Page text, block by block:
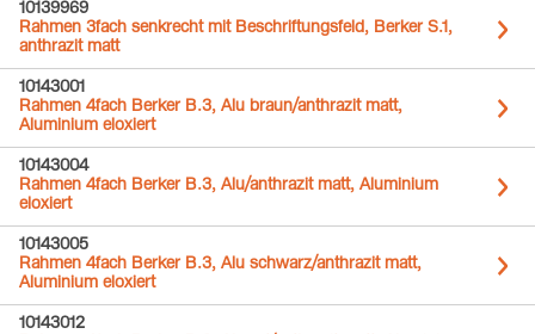
10139969
Rahmen 3fach senkrecht mit Beschriftungsfeld, Berker S.1,
anthrazit matt
10143001
Rahmen 4fach Berker B.3, Alu braun/anthrazit matt,
Aluminium eloxiert
10143004
Rahmen 4fach Berker B.3, Alu/anthrazit matt, Aluminium
eloxiert
10143005
Rahmen 4fach Berker B.3, Alu schwarz/anthrazit matt,
Aluminium eloxiert
10143012